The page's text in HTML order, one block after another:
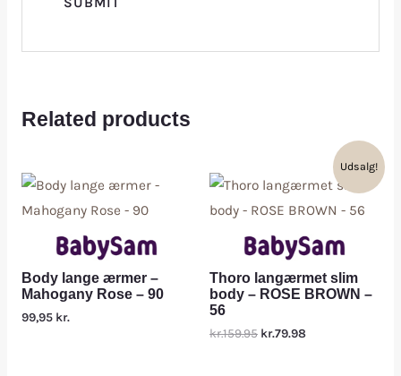
Related products
Body lange ærmer –
Mahogany Rose – 90
99,95 kr.
Udsalg!
Thoro langærmet slim
body – ROSE BROWN –
56
kr.159.95 kr.79.98